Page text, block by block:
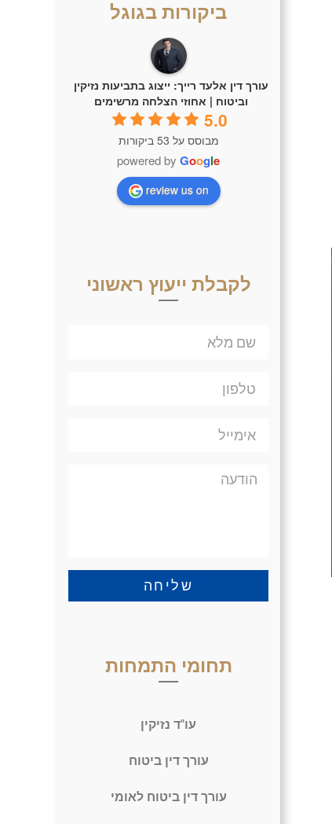
ביקורות בגוגל
עורך דין אלעד רייך: ייצוג בתביעות נזיקין
וביטוח | אחוזי הצלחה מרשימים
5.0
מבוסס על 53 ביקורות
powered by Google
review us on
לקבלת ייעוץ ראשוני
שליחה
תחומי התמחות
עו"ד נזיקין
עורך דין ביטוח
עורך דין ביטוח לאומי